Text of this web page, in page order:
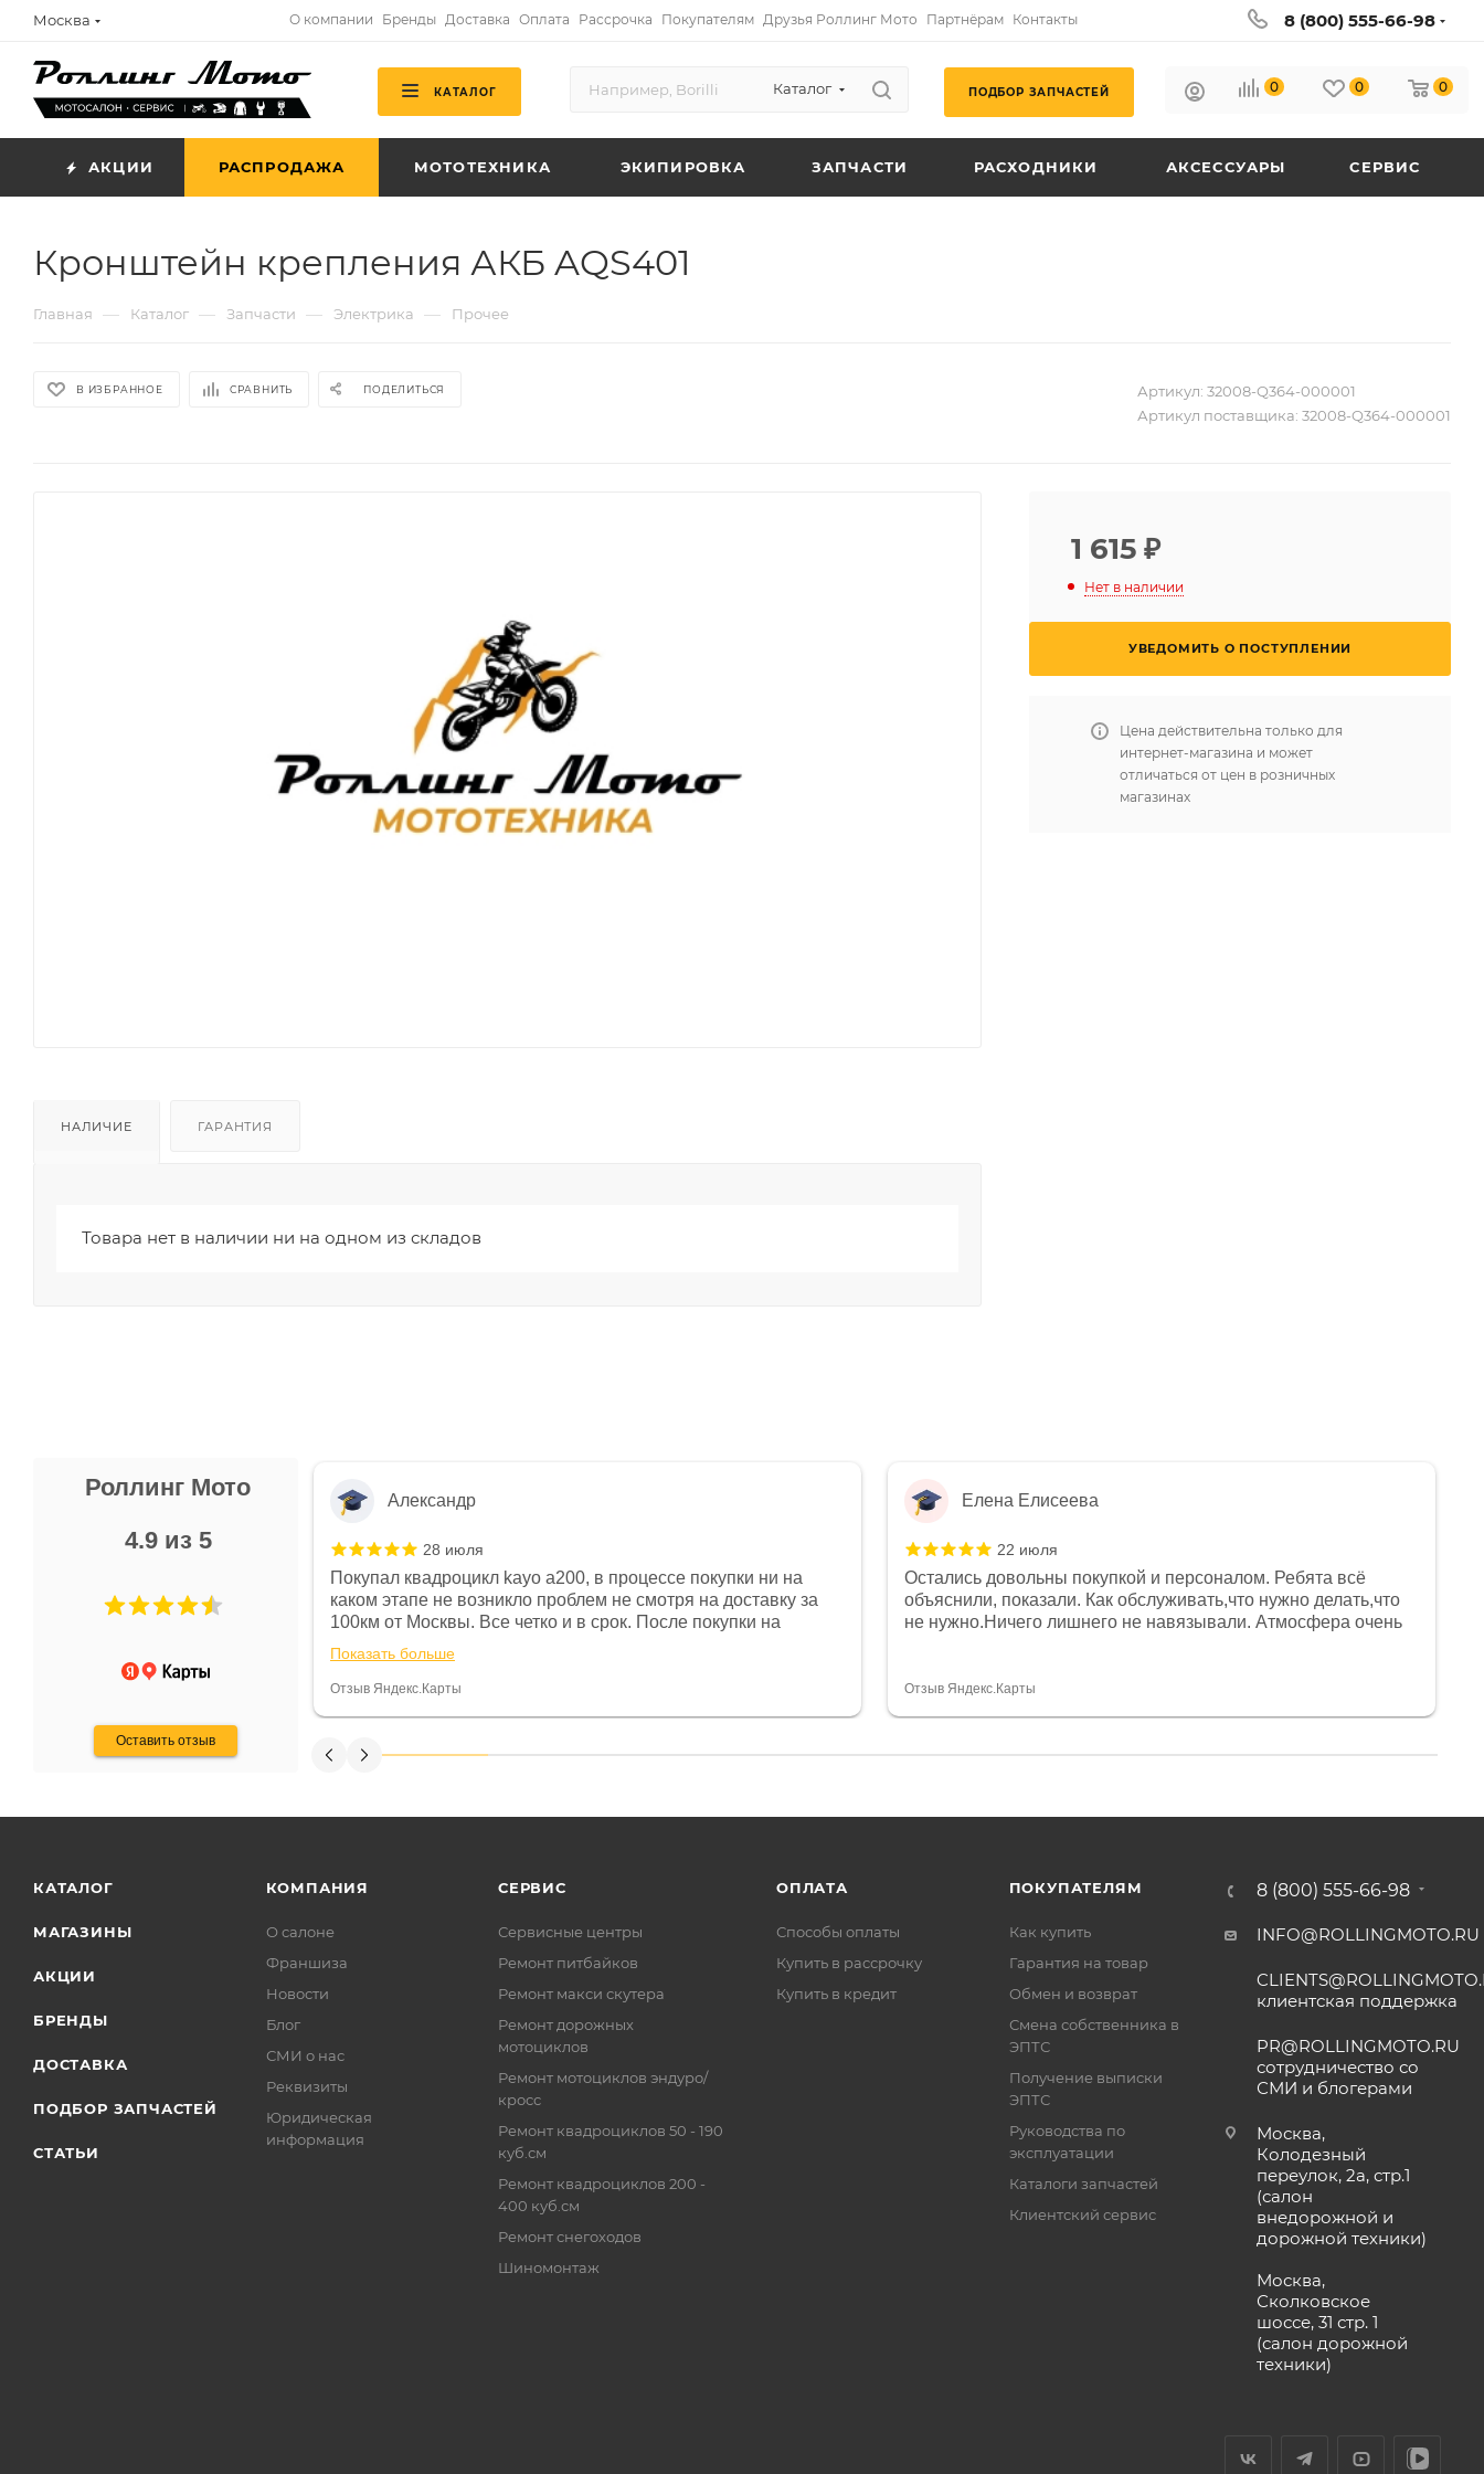
Москва О компании Бренды Доставка Оплата Рассрочка Покупателям Друзья Роллинг Мото Партнёрам Контакты 8 (800) 555-66-98
КАТАЛОГ Каталог ПОДБОР ЗАПЧАСТЕЙ 0 0 0
АКЦИИ РАСПРОДАЖА МОТОТЕХНИКА ЭКИПИРОВКА ЗАПЧАСТИ РАСХОДНИКИ АКСЕССУАРЫ СЕРВИС
Кронштейн крепления АКБ AQS401
Главная — Каталог — Запчасти — Электрика — Прочее
В ИЗБРАННОЕ СРАВНИТЬ ПОДЕЛИТЬСЯ Артикул: 32008-Q364-000001
Артикул поставщика: 32008-Q364-000001
НАЛИЧИЕ ГАРАНТИЯ
Товара нет в наличии ни на одном из складов
1 615 ₽
Нет в наличии
УВЕДОМИТЬ О ПОСТУПЛЕНИИ
Цена действительна только для
интернет-магазина и может
отличаться от цен в розничных
магазинах
Роллинг Мото
4.9 из 5
Оставить отзыв
Не понравились условия
и дают только на год)
Александр
28 июля
Покупал квадроцикл kayo a200, в процессе покупки ни на
каком этапе не возникло проблем не смотря на доставку за
100км от Москвы. Все четко и в срок. После покупки на
спидометре всегда был 0, при этом представители магазина
постоянно были на связи и в итоге проблема была решена.
Считаю, что это говорит о небезразличии к клиенту после
Показать больше
Отзыв Яндекс.Карты
Елена Елисеева
22 июля
Остались довольны покупкой и персоналом. Ребята всё
объяснили, показали. Как обслуживать,что нужно делать,что
не нужно.Ничего лишнего не навязывали. Атмосфера очень
огромное спасибо Дмитрию, за клиентоориентированность и
Отзыв Яндекс.Карты
КАТАЛОГ
МАГАЗИНЫ
АКЦИИ
БРЕНДЫ
ДОСТАВКА
ПОДБОР ЗАПЧАСТЕЙ
СТАТЬИ
КОМПАНИЯ
О салоне
Франшиза
Новости
Блог
СМИ о нас
Реквизиты
Юридическая
информация
СЕРВИС
Сервисные центры
Ремонт питбайков
Ремонт макси скутера
Ремонт дорожных
мотоциклов
Ремонт мотоциклов эндуро/
кросс
Ремонт квадроциклов 50 - 190
куб.см
Ремонт квадроциклов 200 -
400 куб.см
Ремонт снегоходов
Шиномонтаж
ОПЛАТА
Способы оплаты
Купить в рассрочку
Купить в кредит
ПОКУПАТЕЛЯМ
Как купить
Гарантия на товар
Обмен и возврат
Смена собственника в
ЭПТС
Получение выписки
ЭПТС
Руководства по
эксплуатации
Каталоги запчастей
Клиентский сервис
8 (800) 555-66-98
INFO@ROLLINGMOTO.RU
клиентская поддержка
PR@ROLLINGMOTO.RU
сотрудничество со
СМИ и блогерами
Москва,
Колодезный
переулок, 2а, стр.1
(салон
внедорожной и
дорожной техники)
Москва,
Сколковское
шоссе, 31 стр. 1
(салон дорожной
техники)